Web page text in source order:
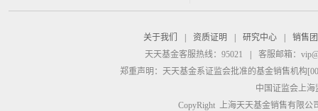
关于我们 资质证明 研究中心
销售
天天基金客服热线：95021
客服邮箱：
郑重声明： 天天基金系证监会批准的基金销售机构
中国证监会上
CopyRight 上海天天基金销售有限